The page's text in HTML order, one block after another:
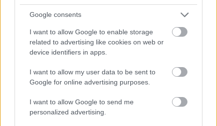
Google consents
I want to allow Google to enable storage
related to advertising like cookies on web or
device identifiers in apps.
I want to allow my user data to be sent to
Google for online advertising purposes.
I want to allow Google to send me
personalized advertising.
Atcelt Ziņot